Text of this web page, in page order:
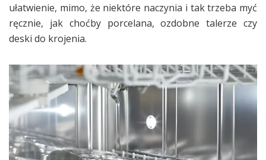
ułatwienie, mimo, że niektóre naczynia i tak trzeba myć
ręcznie, jak choćby porcelana, ozdobne talerze czy
deski do krojenia.